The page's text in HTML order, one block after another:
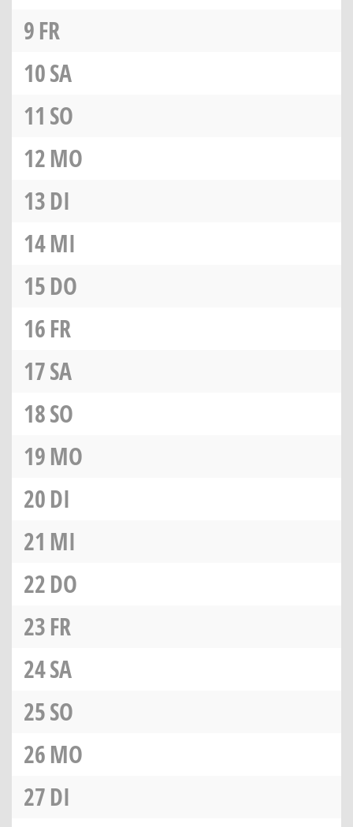
9FR
10SA
11 SO
12MO
13DI
14MI
15DO
16FR
17SA
18SO
19MO
20DI
21 MI
22DO
23FR
24SA
25SO
26MO
27DI